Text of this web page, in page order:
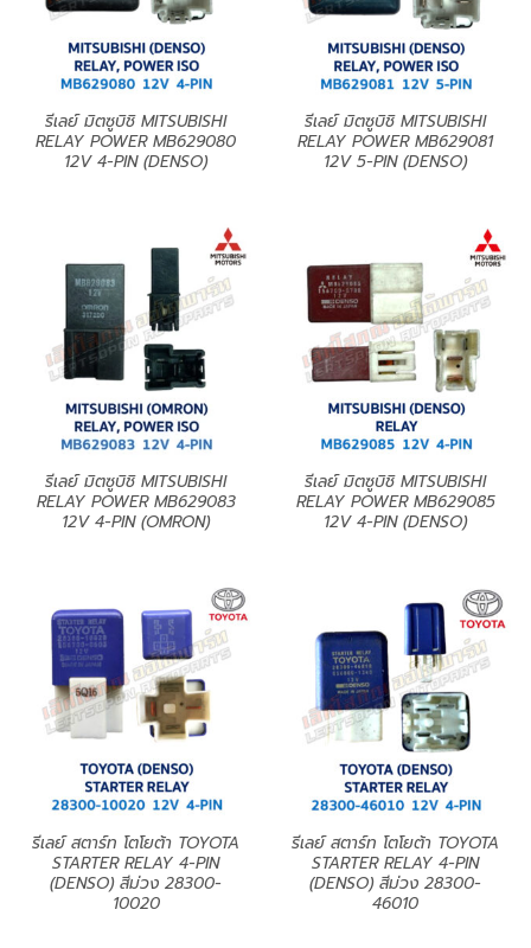
รีเลย์ มิตซูบิชิ MITSUBISHI
RELAY POWER MB629080
12V 4-PIN (DENSO)
รีเลย์ มิตซูบิชิ MITSUBISHI
RELAY POWER MB629081
12V 5-PIN (DENSO)
รีเลย์ มิตซูบิชิ MITSUBISHI
RELAY POWER MB629083
12V 4-PIN (OMRON)
รีเลย์ มิตซูบิชิ MITSUBISHI
RELAY POWER MB629085
12V 4-PIN (DENSO)
รีเลย์ สตาร์ท โตโยต้า TOYOTA
STARTER RELAY 4-PIN
(DENSO) สีม่วง 28300-
10020
รีเลย์ สตาร์ท โตโยต้า TOYOTA
STARTER RELAY 4-PIN
(DENSO) สีม่วง 28300-
46010